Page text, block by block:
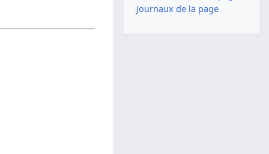
Journaux de la page